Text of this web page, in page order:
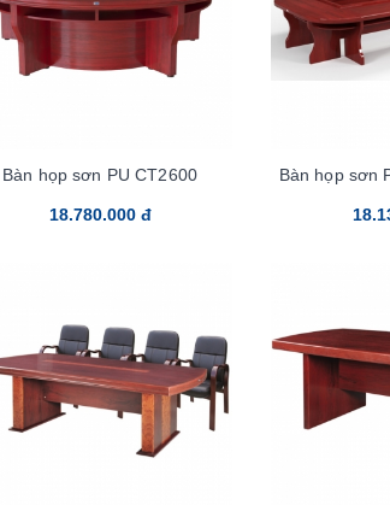
Bàn họp sơn PU CT2600
18.780.000 đ
Bàn họp sơn